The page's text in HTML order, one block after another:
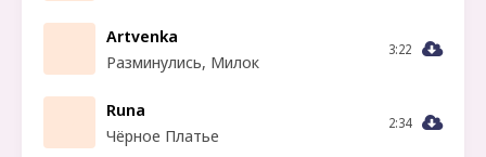
Artvenka
Разминулись, Милок
3:22
Runa
Чёрное Платье
2:34